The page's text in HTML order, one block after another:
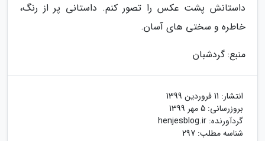
داستانش پشت عکس را تصور کنم. داستانی پر از رنگ،
خاطره و سختی های آسان.
منبع: گردشبان
انتشار: 11 فروردین 1399
بروزرسانی: 5 مهر 1399
گردآورنده: henjesblog.ir
شناسه مطلب: 297